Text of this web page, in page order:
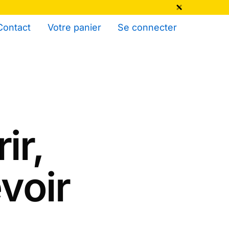
6 Août ! Votre panier Se connecter